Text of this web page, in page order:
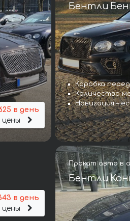
в день
цены
Бентли
Коробка
Количество
Навигация –
в день
цены
Прокат авто в
Бентли